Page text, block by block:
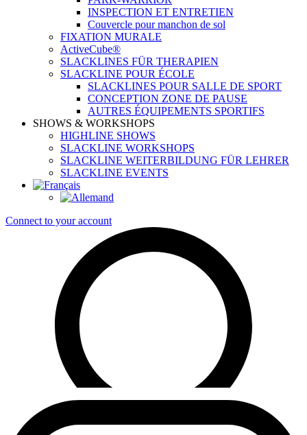
INSPECTION ET ENTRETIEN
Couvercle pour manchon de sol
FIXATION MURALE
ActiveCube®
SLACKLINES FÜR THERAPIEN
SLACKLINE POUR ÉCOLE
SLACKLINES POUR SALLE DE SPORT
CONCEPTION ZONE DE PAUSE
AUTRES ÉQUIPEMENTS SPORTIFS
SHOWS & WORKSHOPS
HIGHLINE SHOWS
SLACKLINE WORKSHOPS
SLACKLINE WEITERBILDUNG FÜR LEHRER
SLACKLINE EVENTS
Connect to your account